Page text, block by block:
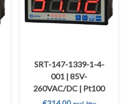
SRT-147-1339-1-4-
001 | 85V-
260VAC/DC | Pt100